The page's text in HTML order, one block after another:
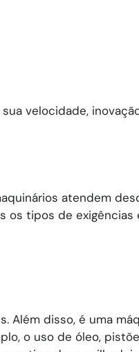
velocidade,
atendem
os tipos de
Além disso, é uma
o uso de óleo,